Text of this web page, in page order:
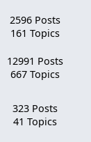
2596 Posts
161 Topics
12991 Posts
667 Topics
323 Posts
41 Topics